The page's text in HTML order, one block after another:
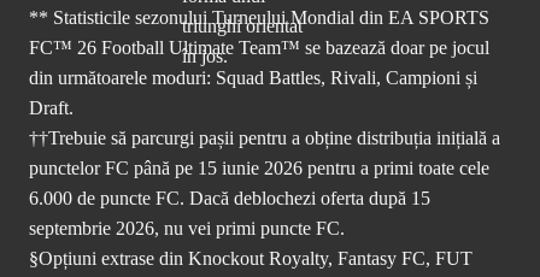
** Statisticile sezonului Turneului Mondial din EA SPORTS
FC™ 26 Football Ultimate Team™ se bazează doar pe jocul
din următoarele moduri: Squad Battles, Rivali, Campioni și
Draft.
††Trebuie să parcurgi pașii pentru a obține distribuția inițială a
punctelor FC până pe 15 iunie 2026 pentru a primi toate cele
6.000 de puncte FC. Dacă deblochezi oferta după 15
septembrie 2026, nu vei primi puncte FC.
§Opțiuni extrase din Knockout Royalty, Fantasy FC, FUT